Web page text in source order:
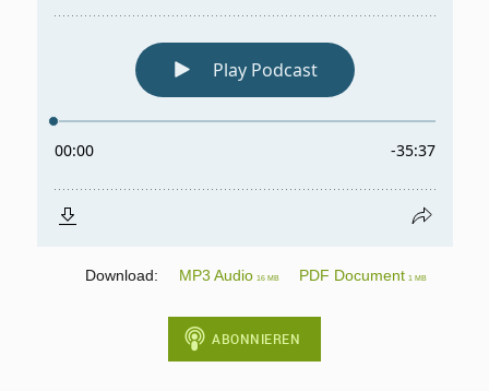
Download: MP3 Audio 16 MB PDF Document 1 MB